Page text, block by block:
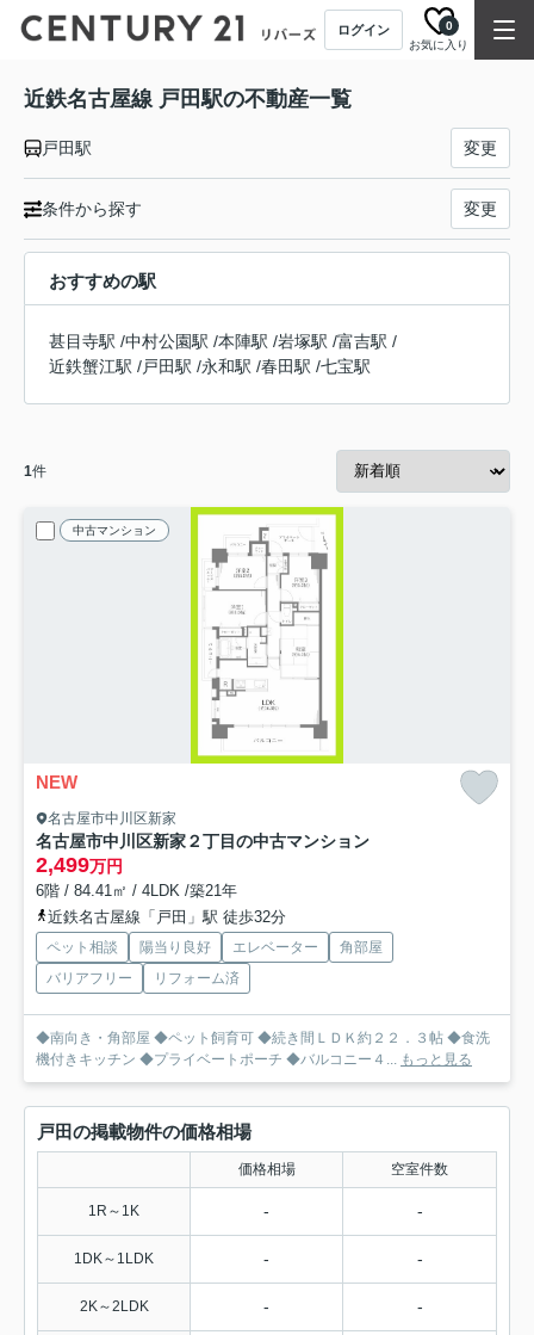
ログイン
お気に入り
0
近鉄名古屋線 戸田駅の不動産一覧
戸田駅 変更
条件から探す 変更
おすすめの駅
甚目寺駅 /中村公園駅 /本陣駅 /岩塚駅 /富吉駅 /
近鉄蟹江駅 /戸田駅 /永和駅 /春田駅 /七宝駅
1件
中古マンション
NEW
名古屋市中川区新家
名古屋市中川区新家２丁目の中古マンション
2,499万円
6階 / 84.41㎡ / 4LDK /築21年
近鉄名古屋線「戸田」駅 徒歩32分
ペット相談 陽当り良好 エレベーター
角部屋
バリアフリー
リフォーム済
◆南向き・角部屋 ◆ペット飼育可 ◆続き間ＬＤＫ約２２．３帖 ◆食洗
機付きキッチン ◆プライベートポーチ ◆バルコニー４... もっと見る
戸田の掲載物件の価格相場
価格相場 空室件数
1R～1K - -
1DK～1LDK - -
2K～2LDK - -